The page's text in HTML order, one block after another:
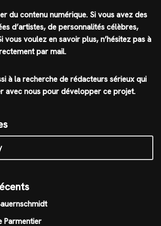
du contenu numérique. Si vous avez des
d’artistes, de personnalités célèbres,
vous voulez en savoir plus, n’hésitez pas à
par mail.
à la recherche de rédacteurs sérieux qui
avec nous pour développer ce projet.
Parmentier